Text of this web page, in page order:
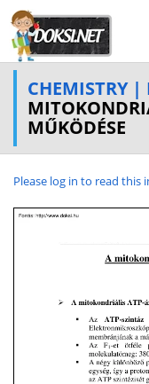
CHEMISTRY |
MŰKÖDÉSE
Please log in to read this